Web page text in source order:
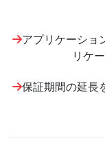
アプリケーショ
リケ
保証期間の延長